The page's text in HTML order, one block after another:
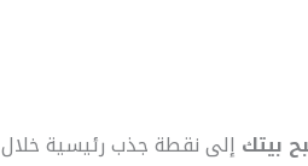
بيتك إلى نقطة جذب رئيسية خلال